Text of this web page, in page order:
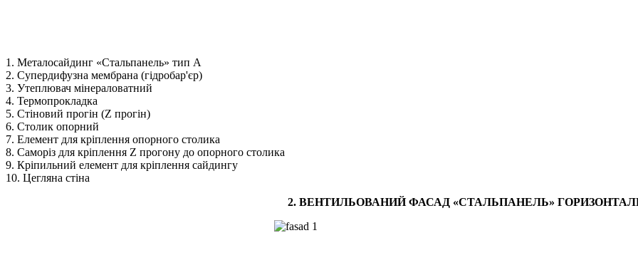
1. Металосайдинг «Стальпанель» тип А
2. Супердифузна мембрана (гідробар'єр)
3. Утеплювач мінераловатний
4. Термопрокладка
5. Стіновий прогін (Z прогін)
6. Столик опорний
7. Елемент для кріплення опорного столика
8. Саморіз для кріплення Z прогону до опорного столика
9. Кріпильний елемент для кріплення сайдингу
10. Цегляна стіна
2. ВЕНТИЛЬОВАНИЙ ФАСАД «СТАЛЬПАНЕЛЬ»